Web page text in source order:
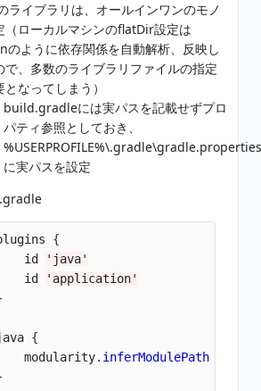
ライブラリは、オールインワンのモノ
（ローカルマシンのflatDir設定は
のように依存関係を自動解析、反映し
で、多数のライブラリファイルの指定
なってしまう）
build.gradleには実パスを記載せずプロ
パティ参照としておき、
%USERPROFILE%\.gradle\gradle.properties
に実パスを設定
{
id
'java'
id
'application'
{
modularity. inferModulePath